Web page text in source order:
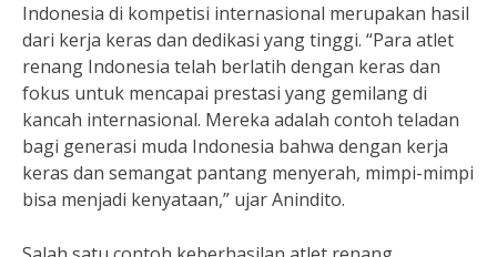
Indonesia di kompetisi internasional merupakan hasil
dari kerja keras dan dedikasi yang tinggi. “Para atlet
renang Indonesia telah berlatih dengan keras dan
fokus untuk mencapai prestasi yang gemilang di
kancah internasional. Mereka adalah contoh teladan
bagi generasi muda Indonesia bahwa dengan kerja
keras dan semangat pantang menyerah, mimpi-mimpi
bisa menjadi kenyataan,” ujar Anindito.